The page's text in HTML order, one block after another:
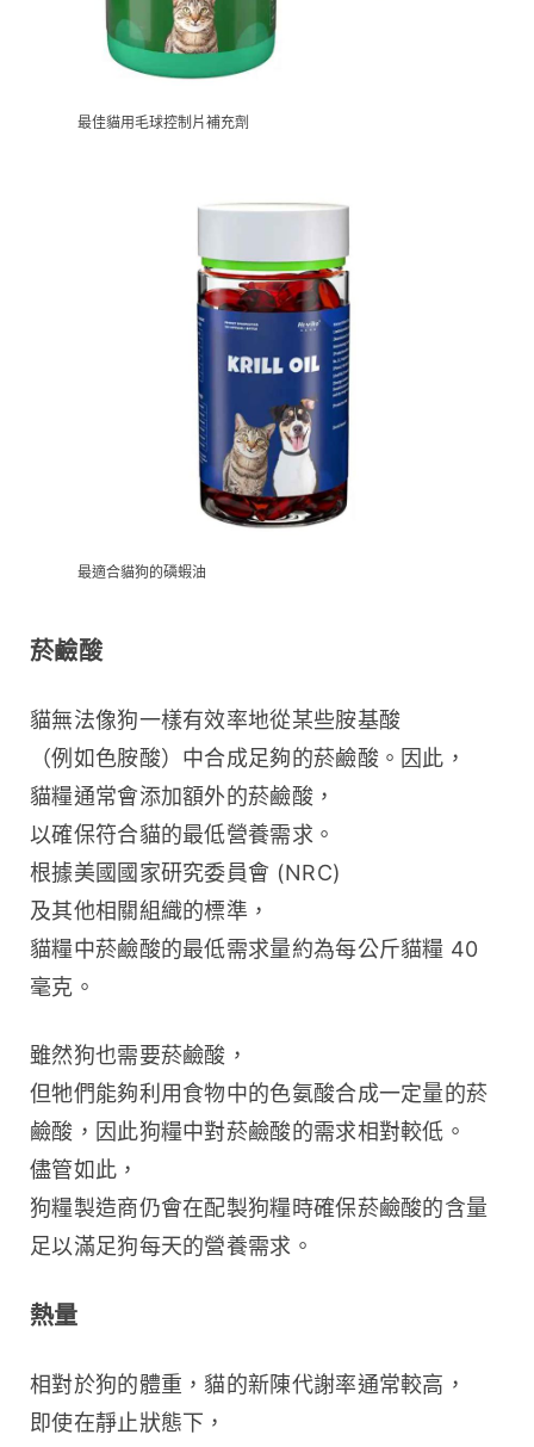
最佳貓用毛球控制片補充劑
最適合貓狗的磷蝦油
菸鹼酸
貓無法像狗一樣有效率地從某些胺基酸
（例如色胺酸）中合成足夠的菸鹼酸。因此，
貓糧通常會添加額外的菸鹼酸，
以確保符合貓的最低營養需求。
根據美國國家研究委員會 (NRC)
及其他相關組織的標準，
貓糧中菸鹼酸的最低需求量約為每公斤貓糧 40
毫克。
雖然狗也需要菸鹼酸，
但牠們能夠利用食物中的色氨酸合成一定量的菸
鹼酸，因此狗糧中對菸鹼酸的需求相對較低。
儘管如此，
狗糧製造商仍會在配製狗糧時確保菸鹼酸的含量
足以滿足狗每天的營養需求。
熱量
相對於狗的體重，貓的新陳代謝率通常較高，
即使在靜止狀態下，